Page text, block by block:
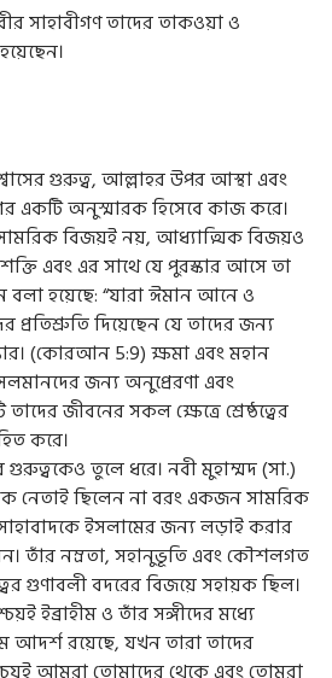
সাহাবীগণ তাদের তাকওয়া ও
গুরুত্ব, আল্লাহর উপর আস্থা এবং
একটি অনুস্মারক হিসেবে কাজ করে।
বিজয়ই নয়, আধ্যাত্মিক বিজয়ও
এবং এর সাথে যে পুরস্কার আসে তা
হয়েছে: “যারা ঈমান আনে ও
দিয়েছেন যে তাদের জন্য
(কোরআন 5:9) ক্ষমা এবং মহান
জন্য অনুপ্রেরণা এবং
জীবনের সকল ক্ষেত্রে শ্রেষ্ঠত্বের
করে।
গুরুত্বকেও তুলে ধরে। নবী মুহাম্মদ (সা.)
নেতাই ছিলেন না বরং একজন সামরিক
ইসলামের জন্য লড়াই করার
তাঁর নম্রতা, সহানুভূতি এবং কৌশলগত
গুণাবলী বদরের বিজয়ে সহায়ক ছিল।
ইব্রাহীম ও তাঁর সঙ্গীদের মধ্যে
আদর্শ রয়েছে, যখন তারা তাদের